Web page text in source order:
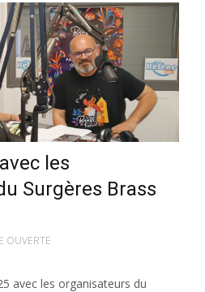
les
Surgères Brass
OUVERTE
avec les organisateurs du